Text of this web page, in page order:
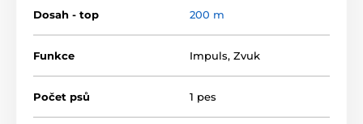
rozhodně neztratí. Pro nastavení funkcí nemusíte
přepínat,každá funkce má přiřazeno tlačítko
Přijímač je sice robustnější, ale za to velmi lehkýs
váhou pouhých 56 g
. Pohotovou manipulaci umožní
měsíců. Pro jistotu vám stav baterií signalizuje
světelná kontrolka.
Dosah - top 200 m
Funkce Impuls, Zvuk
Počet psů 1 pes